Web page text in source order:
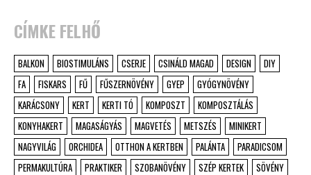
CÍMKE FELHŐ
BALKON BIOSTIMULÁNS CSERJE CSINÁLD MAGAD DESIGN
DIY
FA
FISKARS FŰ FŰSZERNÖVÉNY GYEP
GYÓGYNÖVÉNY
KARÁCSONY
KERT KERTI TÓ KOMPOSZT
KOMPOSZTÁLÁS
KONYHAKERT
MAGASÁGYÁS MAGVETÉS METSZÉS
MINIKERT
NAGYVILÁG
ORCHIDEA OTTHON A KERTBEN PALÁNTA
PARADICSOM
PERMAKULTÚRA
PRAKTIKER SZOBANÖVÉNY SZÉP KERTEK
SÖVÉNY